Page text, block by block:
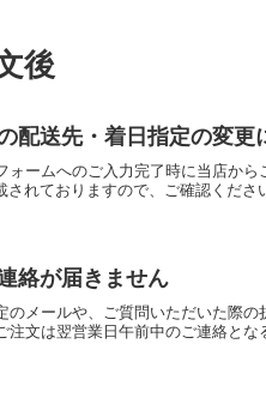
後
配送先・着日指定の変更
ォームへのご入力完了時に当店か
されておりますので、ご確認くだ
絡が届きません
のメールや、ご質問いただいた際
注文は翌営業日午前中のご連絡と